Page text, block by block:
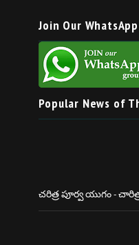
Join Our
Popular News of
చరిత్ర పూర్వ యుగం -